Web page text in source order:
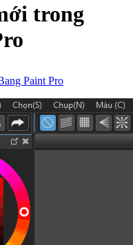
trong
Paint Pro